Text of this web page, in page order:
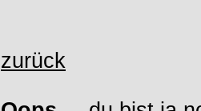
zurück